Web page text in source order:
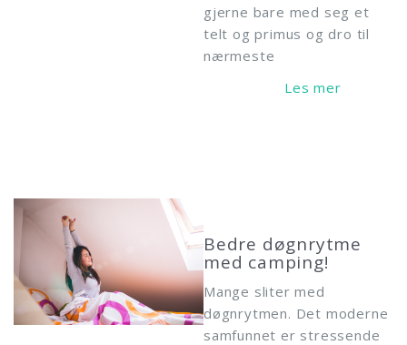
gjerne bare med seg et
telt og primus og dro til
nærmeste
Bedre døgnrytme
med camping!
Mange sliter med
døgnrytmen. Det moderne
samfunnet er stressende